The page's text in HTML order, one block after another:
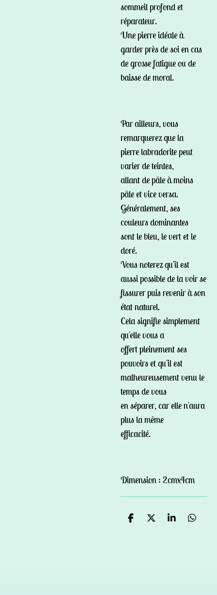
sommeil profond et
réparateur.
Une pierre idéale à
garder près de soi en cas
de grosse fatigue ou de
baisse de moral.
Par ailleurs, vous
remarquerez que la
pierre labradorite peut
varier de teintes,
allant de pâle à moins
pâle et vice versa.
Généralement, ses
couleurs dominantes
sont le bleu, le vert et le
doré.
Vous noterez qu'il est
aussi possible de la voir se
fissurer puis revenir à son
état naturel.
Cela signifie simplement
qu'elle vous a
offert pleinement ses
pouvoirs et qu'il est
malheureusement venu le
temps de vous
en séparer, car elle n'aura
plus la même
efficacité.
Dimension : 2cmx4cm
P
P
P
P